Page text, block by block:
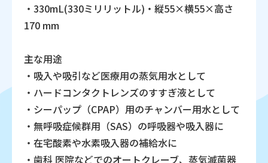
・330mL(330ミリリットル)・縦55×横55×高さ
170 mm
主な用途
・吸入や吸引など医療用の蒸気用水として
・ハードコンタクトレンズのすすぎ液として
・シーパップ（CPAP）用のチャンバー用水として
・無呼吸症候群用（SAS）の呼吸器や吸入器に
・在宅酸素や水素吸入器の補給水に
・歯科 医院などでのオートクレーブ、蒸気滅菌器